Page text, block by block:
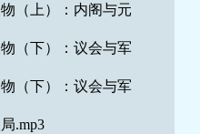
（上）：内阁与元
（下）：议会与军
（下）：议会与军
.mp3